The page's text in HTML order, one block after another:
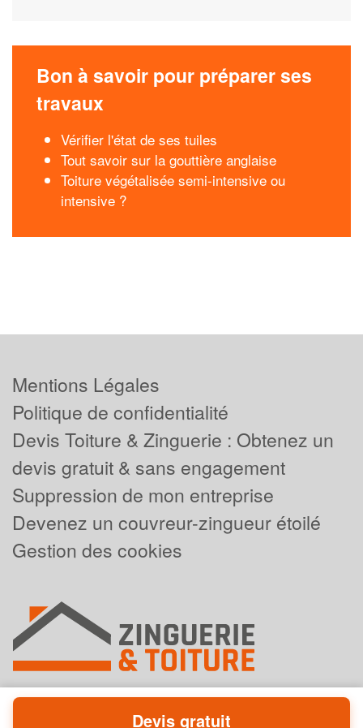
Bon à savoir pour préparer ses
travaux
Vérifier l'état de ses tuiles
Tout savoir sur la gouttière anglaise
Toiture végétalisée semi-intensive ou
intensive ?
Mentions Légales
Politique de confidentialité
Devis Toiture & Zinguerie : Obtenez un
devis gratuit & sans engagement
Suppression de mon entreprise
Devenez un couvreur-zingueur étoilé
Gestion des cookies
Devis gratuit